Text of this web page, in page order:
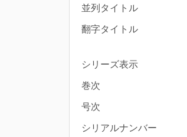
並列タイトル
翻字タイトル
シリーズ表示
巻次
号次
シリアルナンバー